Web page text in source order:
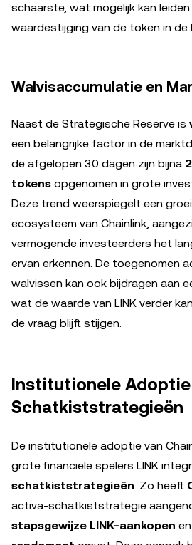
schaarste, wat mogelijk kan
waardestijging van de token in de
Walvisaccumulatie en
Naast de Strategische Reserve is
een belangrijke factor in de
de afgelopen 30 dagen zijn bijna
tokens opgenomen in grote
Deze trend weerspiegelt een
ecosysteem van Chainlink,
vermogende investeerders het
ervan erkennen. De toegenomen
walvissen kan ook bijdragen aan
wat de waarde van LINK verder
de vraag blijft stijgen.
Institutionele
Schatkiststrategieën
De institutionele adoptie van
grote financiële spelers LINK
schatkiststrategieën. Zo heeft
activa-schatkiststrategie
stapsgewijze LINK-aankopen en